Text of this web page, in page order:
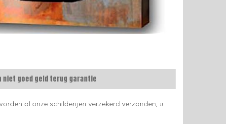
niet goed geld terug garantie
al onze schilderijen verzekerd verzonden, u